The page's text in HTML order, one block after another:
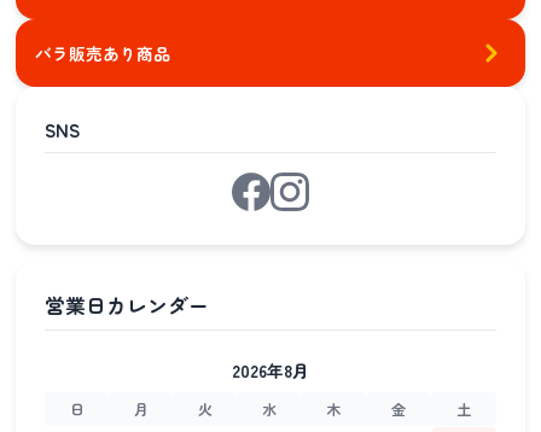
バラ販売あり商品
SNS
2026年8月
日 月 火 水 木 金
土